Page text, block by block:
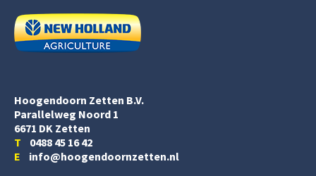
Hoogendoorn Zetten B.V.
Parallelweg Noord 1
6671 DK Zetten
T 0488 45 16 42
E info@hoogendoornzetten.nl